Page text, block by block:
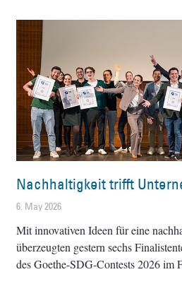
Nachhaltigkeit trifft
6. May 2026
Mit innovativen Ideen für eine
überzeugten gestern sechs
des Goethe-SDG-Contests 2026 im